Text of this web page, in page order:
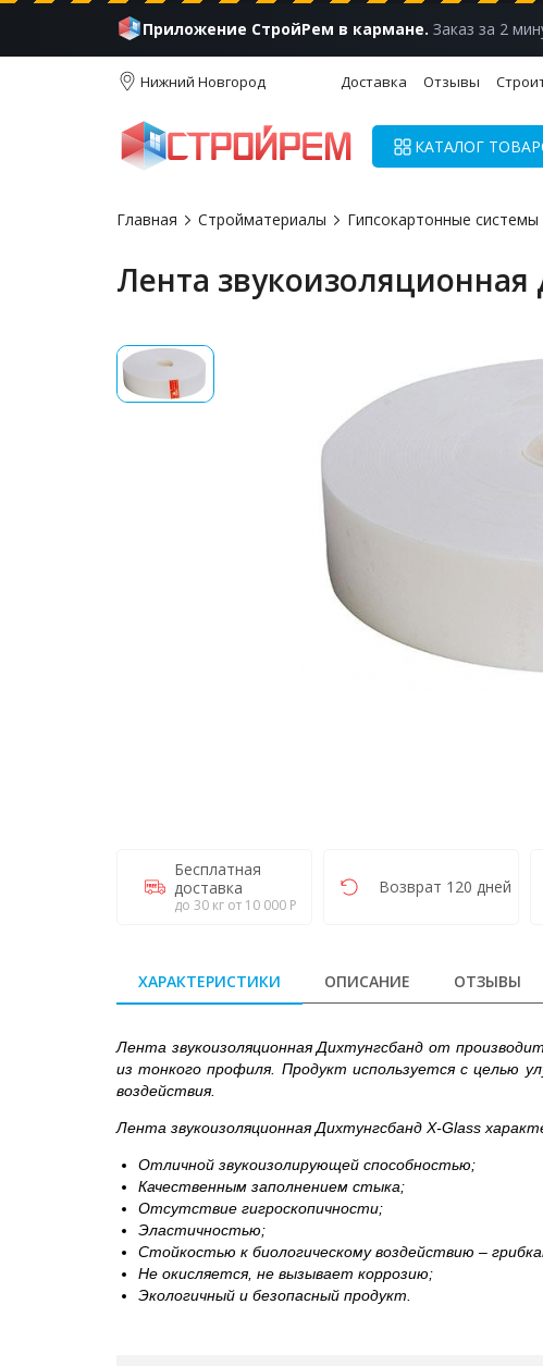
Приложение СтройРем в кармане. Заказ за 2
Нижний Новгород Доставка Отзывы
КАТАЛОГ
Главная Стройматериалы Гипсокартонные системы
Лента звукоизоляционная
Бесплатная
доставка
до 30 кг от 10 000 Р
Возврат 120 дней
ХАРАКТЕРИСТИКИ ОПИСАНИЕ ОТЗЫВЫ
Лента звукоизоляционная Дихтунгсбанд от
из тонкого профиля. Продукт используется с целью
воздействия.
Лента звукоизоляционная Дихтунгсбанд X-Glass
Отличной звукоизолирующей способностью;
Качественным заполнением стыка;
Отсутствие гигроскопичности;
Эластичностью;
Стойкостью к биологическому воздействию –
Не окисляется, не вызывает коррозию;
Экологичный и безопасный продукт.